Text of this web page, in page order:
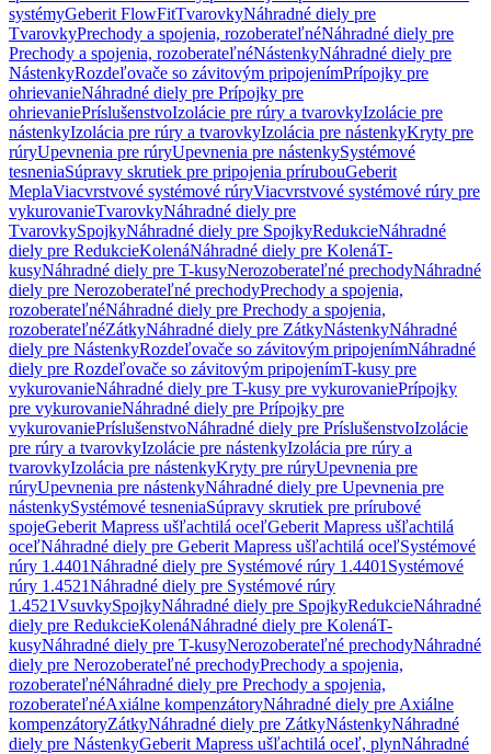
systémyGeberit FlowFitTvarovkyNáhradné diely pre
TvarovkyPrechody a spojenia, rozoberateľnéNáhradné diely pre
Prechody a spojenia, rozoberateľnéNástenkyNáhradné diely pre
NástenkyRozdeľovače so závitovým pripojenímPrípojky pre
ohrievanieNáhradné diely pre Prípojky pre
ohrievaniePríslušenstvoIzolácie pre rúry a tvarovkyIzolácie pre
nástenkyIzolácia pre rúry a tvarovkyIzolácia pre nástenkyKryty pre
rúryUpevnenia pre rúryUpevnenia pre nástenkySystémové
tesneniaSúpravy skrutiek pre pripojenia prírubouGeberit
MeplaViacvrstvové systémové rúryViacvrstvové systémové rúry pre
vykurovanieTvarovkyNáhradné diely pre
TvarovkySpojkyNáhradné diely pre SpojkyRedukcieNáhradné
diely pre RedukcieKolenáNáhradné diely pre KolenáT-
kusyNáhradné diely pre T-kusyNerozoberateľné prechodyNáhradné
diely pre Nerozoberateľné prechodyPrechody a spojenia,
rozoberateľnéNáhradné diely pre Prechody a spojenia,
rozoberateľnéZátkyNáhradné diely pre ZátkyNástenkyNáhradné
diely pre NástenkyRozdeľovače so závitovým pripojenímNáhradné
diely pre Rozdeľovače so závitovým pripojenímT-kusy pre
vykurovanieNáhradné diely pre T-kusy pre vykurovaniePrípojky
pre vykurovanieNáhradné diely pre Prípojky pre
vykurovaniePríslušenstvoNáhradné diely pre PríslušenstvoIzolácie
pre rúry a tvarovkyIzolácie pre nástenkyIzolácia pre rúry a
tvarovkyIzolácia pre nástenkyKryty pre rúryUpevnenia pre
rúryUpevnenia pre nástenkyNáhradné diely pre Upevnenia pre
nástenkySystémové tesneniaSúpravy skrutiek pre prírubové
spojeGeberit Mapress ušľachtilá oceľGeberit Mapress ušľachtilá
oceľNáhradné diely pre Geberit Mapress ušľachtilá oceľSystémové
rúry 1.4401Náhradné diely pre Systémové rúry 1.4401 Systémové
rúry 1.4521Náhradné diely pre Systémové rúry
1.4521VsuvkySpojkyNáhradné diely pre SpojkyRedukcieNáhradné
diely pre RedukcieKolenáNáhradné diely pre KolenáT-
kusyNáhradné diely pre T-kusyNerozoberateľné prechodyNáhradné
diely pre Nerozoberateľné prechodyPrechody a spojenia,
rozoberateľnéNáhradné diely pre Prechody a spojenia,
rozoberateľnéAxiálne kompenzátoryNáhradné diely pre Axiálne
kompenzátoryZátkyNáhradné diely pre ZátkyNástenkyNáhradné
diely pre NástenkyGeberit Mapress ušľachtilá oceľ, plynNáhradné